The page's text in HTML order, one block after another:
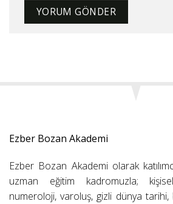
Ezber Bozan Akademi
Ezber Bozan Akademi olarak
uzman eğitim kadromuzla;
numeroloji, varoluş, gizli dünya